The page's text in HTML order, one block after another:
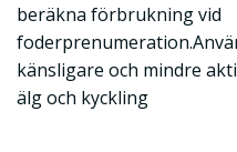
beräkna förbrukning vid
känsligare och mindre
älg och kyckling